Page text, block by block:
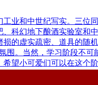
业和中世纪写实。三位
科幻地下酿酒实验室和
的虚实疏密、道具的随
围。当然，学习阶段不可
望小可爱们可以在这个